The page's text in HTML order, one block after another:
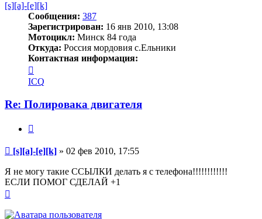
[s][a]-[e][k]
Сообщения: 387
Зарегистрирован: 16 янв 2010, 13:08
Мотоцикл: Минск 84 года
Откуда: Россия мордовия с.Ельники
Контактная информация:
информация
пользователя
[a]-
[k]
ICQ
Re: Полировака двигателя
Сообщение
[s][a]-[e][k] » 02 фев 2010, 17:55
Я не могу такие ССЫЛКИ делать я с телефона!!!!!!!!!!!!
ЕСЛИ ПОМОГ СДЕЛАЙ +1
началу